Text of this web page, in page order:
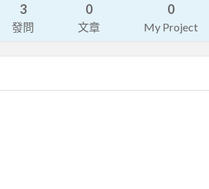
3
發問
0
文章
0
My Project